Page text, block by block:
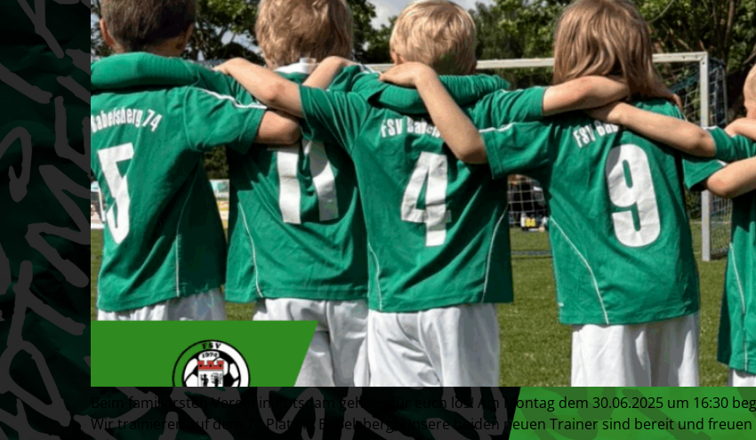
Beim familiärsten Verein in Potsdam geht es für euch los! Am Montag dem 30.06.2025 um 16:30
Wir trainieren auf dem 74 Platz in Babelsberg! Unsere beiden neuen Trainer sind bereit und